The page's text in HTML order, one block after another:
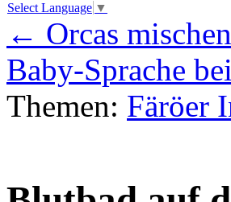
Select Language ▼
← Orcas
Baby-Sprache
Themen: Färöer